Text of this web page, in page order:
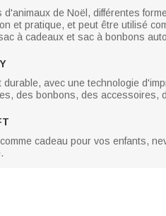
d'animaux de Noël, différentes
et pratique, et peut être utilisé
à cadeaux et sac à bonbons
avec une technologie
des bonbons, des
cadeau pour vos enfants,